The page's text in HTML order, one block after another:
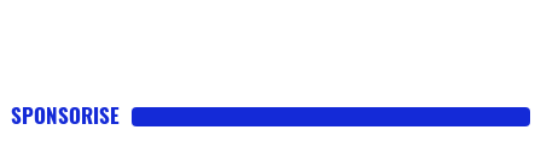
SPONSORISE